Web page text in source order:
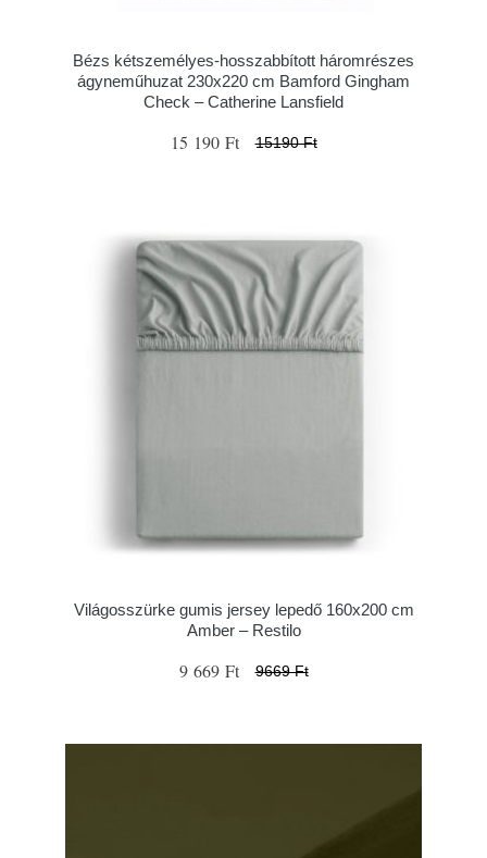
Bézs kétszemélyes-hosszabbított háromrészes
ágyneműhuzat 230x220 cm Bamford Gingham
Check – Catherine Lansfield
15 190 Ft 15190 Ft
Világosszürke gumis jersey lepedő 160x200 cm
Amber – Restilo
9 669 Ft 9669 Ft